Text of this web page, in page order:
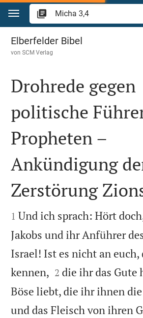
Zum Inhalt springen
Micha 3
Elberfelder Bibel
vonSCM Verlag

Drohrede gegen
politische
Propheten –
Ankündigung
Zerstörung

1 Und ich sprach: Hört
Jakobs und ihr Anführer
Israel! Ist es nicht an euch,
kennen, 

2 die ihr das Gute
Böse liebt, die ihr ihnen
und das Fleisch von ihren